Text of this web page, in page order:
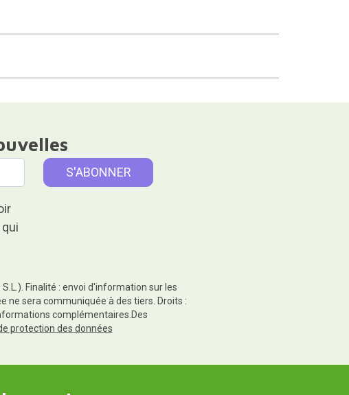
Finalité : envoi d'information sur les
ne sera communiquée à des tiers. Droits :
complémentaires.Des
protection des données